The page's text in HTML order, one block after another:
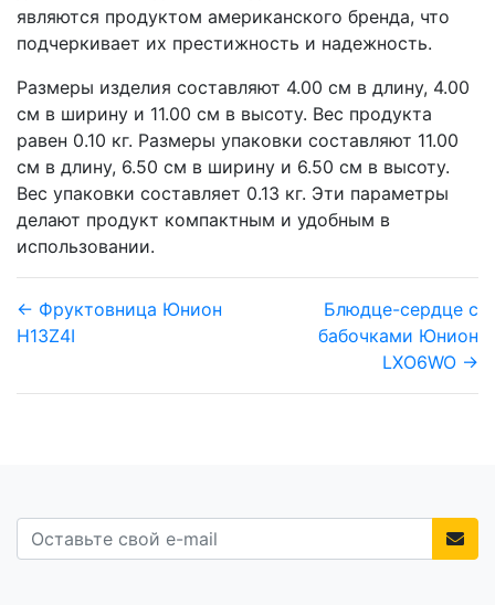
являются продуктом американского бренда, что
подчеркивает их престижность и надежность.
Размеры изделия составляют 4.00 см в длину, 4.00
см в ширину и 11.00 см в высоту. Вес продукта
равен 0.10 кг. Размеры упаковки составляют 11.00
см в длину, 6.50 см в ширину и 6.50 см в высоту.
Вес упаковки составляет 0.13 кг. Эти параметры
делают продукт компактным и удобным в
использовании.
← Фруктовница Юнион
H13Z4I
Блюдце-сердце с
бабочками Юнион
LXO6WO →